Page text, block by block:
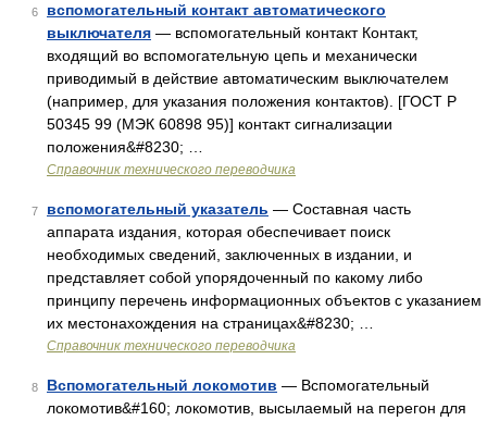
6
вспомогательный контакт автоматического
выключателя — вспомогательный контакт Контакт,
входящий во вспомогательную цепь и механически
приводимый в действие автоматическим выключателем
(например, для указания положения контактов). [ГОСТ Р
50345 99 (МЭК 60898 95)] контакт сигнализации
положения&#8230; …
Справочник технического переводчика
7 вспомогательный указатель — Составная часть
аппарата издания, которая обеспечивает поиск
необходимых сведений, заключенных в издании, и
представляет собой упорядоченный по какому либо
принципу перечень информационных объектов с указанием
их местонахождения на страницах&#8230; …
Справочник технического переводчика
8 Вспомогательный локомотив — Вспомогательный
локомотив&#160; локомотив, высылаемый на перегон для